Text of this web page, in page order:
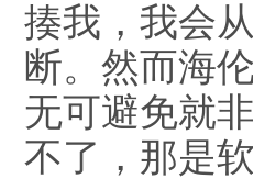
揍我，我会
断。然而海
无可避免就
不了，那是